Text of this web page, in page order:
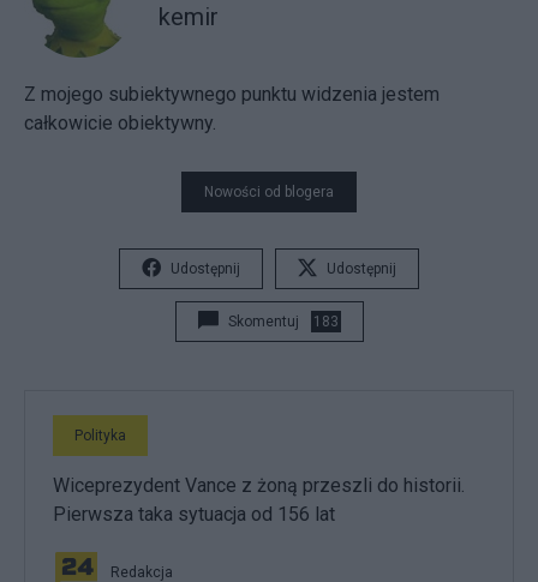
kemir
Z mojego subiektywnego punktu widzenia jestem
całkowicie obiektywny.
Nowości od blogera
Udostępnij Udostępnij
Skomentuj 183
Polityka
Wiceprezydent Vance z żoną przeszli do historii.
Pierwsza taka sytuacja od 156 lat
Redakcja